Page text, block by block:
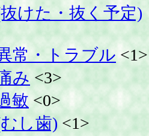
けた・抜く予定)
常・トラブル <1>
み <3>
敏 <0>
し歯) <1>